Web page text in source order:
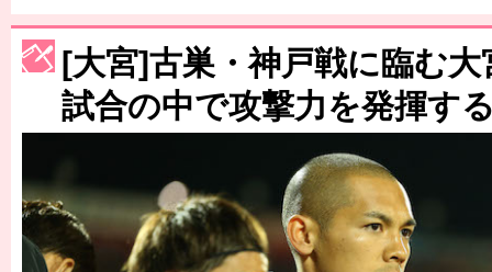
［3230号］世界一への夢は終わらない
［3223号］一丸。日本出陣
［3222号］史上最大のW杯開幕 注目は「個」
長谷川 アーリアジャスールさんがシンポジウム「気候変動から命
[大宮]古巣・神戸戦に臨む
試合の中で攻撃力を発揮す